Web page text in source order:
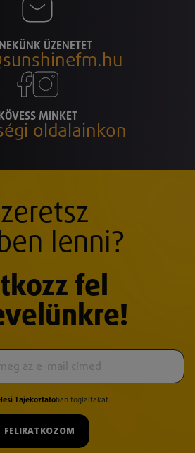
NEKÜNK ÜZENETET
KÖVESS MINKET
oldalainkon
lenni?
fel
Tájékoztatóban foglaltakat.
FELIRATKOZOM